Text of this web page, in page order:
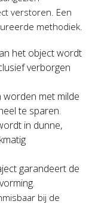
verstoren. Een
methodiek.
het object wordt
verborgen
worden met milde
te sparen.
in dunne,
garandeert de
bij de